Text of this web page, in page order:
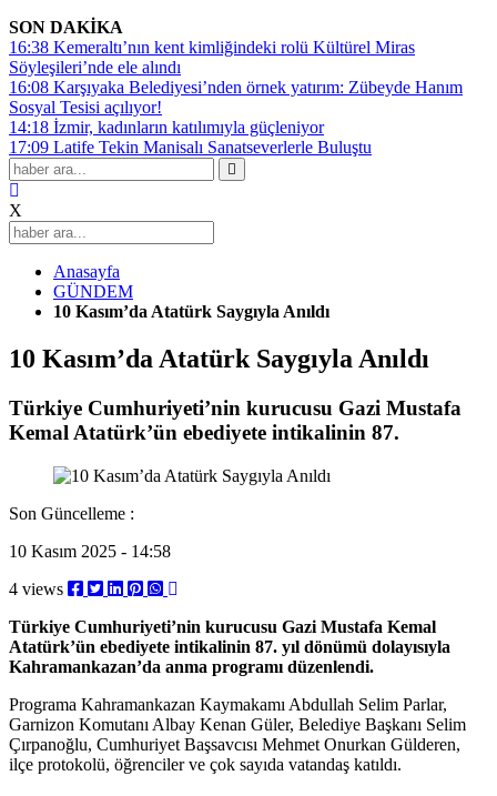
SON DAKİKA
16:38 Kemeraltı’nın kent kimliğindeki rolü Kültürel Miras
Söyleşileri’nde ele alındı
16:08 Karşıyaka Belediyesi’nden örnek yatırım: Zübeyde Hanım
Sosyal Tesisi açılıyor!
14:18 İzmir, kadınların katılımıyla güçleniyor
17:09 Latife Tekin Manisalı Sanatseverlerle Buluştu
X
Anasayfa
GÜNDEM
10 Kasım’da Atatürk Saygıyla Anıldı
10 Kasım’da Atatürk Saygıyla Anıldı
Türkiye Cumhuriyeti’nin kurucusu Gazi Mustafa
Kemal Atatürk’ün ebediyete intikalinin 87.
Son Güncelleme :
10 Kasım 2025 - 14:58
4 views
Türkiye Cumhuriyeti’nin kurucusu Gazi Mustafa Kemal
Atatürk’ün ebediyete intikalinin 87. yıl dönümü dolayısıyla
Kahramankazan’da anma programı düzenlendi.
Programa Kahramankazan Kaymakamı Abdullah Selim Parlar,
Garnizon Komutanı Albay Kenan Güler, Belediye Başkanı Selim
Çırpanoğlu, Cumhuriyet Başsavcısı Mehmet Onurkan Gülderen,
ilçe protokolü, öğrenciler ve çok sayıda vatandaş katıldı.